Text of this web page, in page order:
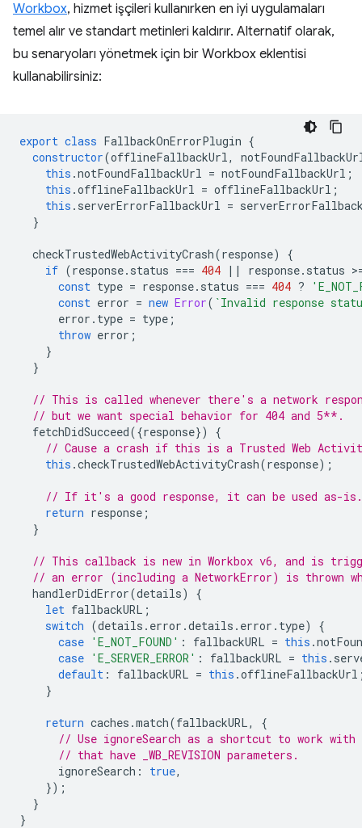
Workbox, hizmet işçileri kullanırken en iyi uygulamaları
temel alır ve standart metinleri kaldırır. Alternatif olarak,
bu senaryoları yönetmek için bir Workbox eklentisi
kullanabilirsiniz:
export class FallbackOnErrorPlugin {
constructor(offlineFallbackUrl,
this .notFoundFallbackUrl = notFoundFallbackUrl ;
this .offlineFallbackUrl = offlineFallbackUrl ;
this . serverErrorFallbackUrl =
}
checkTrustedWebActivityCrash(response)
{
if (response. status === 404 || response. status >
const type = response. status === 404 ?
const error = new Error( `Invalid response
error . type = type ;
throw error ;
}
}
// This is called whenever there's a network
// but we want special behavior for 404 and 5**.
fetchDidSucceed({response})
{
// Cause a crash if this is a Trusted Web
this .checkTrustedWebActivityCrash(response);
// If it's a good response, it can be used as-is.
return response ;
}
// This callback is new in Workbox v6, and is
// an error (including a NetworkError) is thrown
handlerDidError(details)
{
let fallbackURL ;
switch (details . error .details . error . type)
{
case 'E_NOT_FOUND' : fallbackURL = this .
case 'E_SERVER_ERROR' : fallbackURL = this .
default : fallbackURL = this .offlineFallbackUrl
}
return caches .match(fallbackURL,
{
// Use ignoreSearch as a shortcut to work with
// that have _WB_REVISION parameters.
ignoreSearch : true,
});
}
}